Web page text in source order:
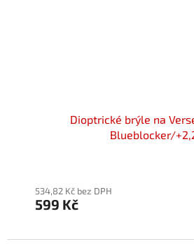
Dioptrické brýle na
Blueblocker/
534,82 Kč bez DPH
599 Kč